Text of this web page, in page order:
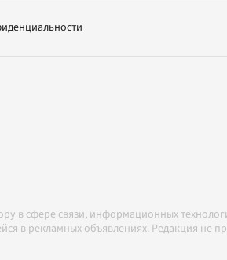
в сфере связи, информационных
в рекламных объявлениях. Редакция не